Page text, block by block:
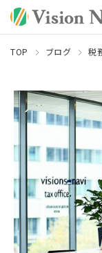
TOP ブログ 税